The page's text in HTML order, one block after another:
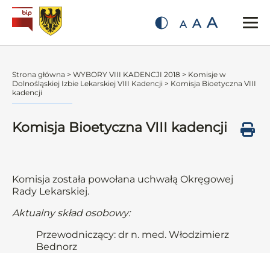
A A A
Strona główna > WYBORY VIII KADENCJI 2018 > Komisje w
Dolnośląskiej Izbie Lekarskiej VIII Kadencji > Komisja Bioetyczna VIII
kadencji
Komisja Bioetyczna VIII kadencji
Komisja została powołana uchwałą Okręgowej
Rady Lekarskiej.
Aktualny skład osobowy:
Przewodniczący: dr n. med. Włodzimierz
Bednorz